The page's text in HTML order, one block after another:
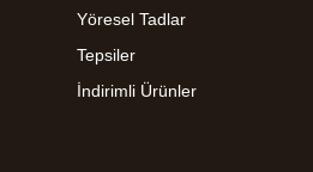
Yöresel Tadlar
Tepsiler
İndirimli Ürünler